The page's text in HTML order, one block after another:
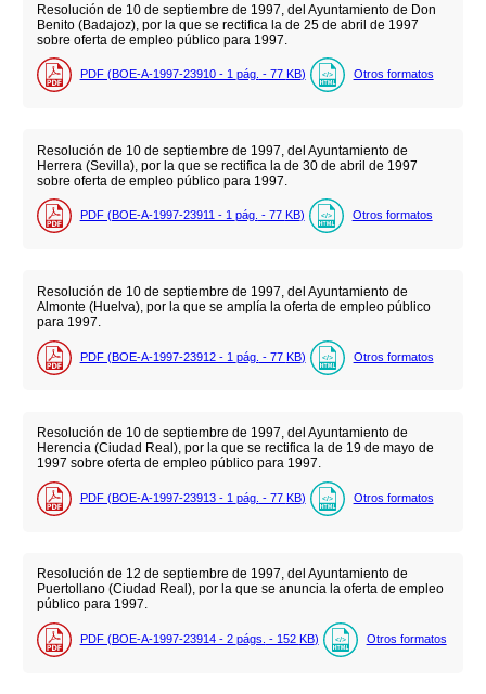
Resolución de 10 de septiembre de 1997, del Ayuntamiento de Don
Benito (Badajoz), por la que se rectifica la de 25 de abril de 1997
sobre oferta de empleo público para 1997.
PDF (BOE-A-1997-23910 - 1 pág. - 77 KB) Otros formatos
Resolución de 10 de septiembre de 1997, del Ayuntamiento de
Herrera (Sevilla), por la que se rectifica la de 30 de abril de 1997
sobre oferta de empleo público para 1997.
PDF (BOE-A-1997-23911 - 1 pág. - 77 KB) Otros formatos
Resolución de 10 de septiembre de 1997, del Ayuntamiento de
Almonte (Huelva), por la que se amplía la oferta de empleo público
para 1997.
PDF (BOE-A-1997-23912 - 1 pág. - 77 KB) Otros formatos
Resolución de 10 de septiembre de 1997, del Ayuntamiento de
Herencia (Ciudad Real), por la que se rectifica la de 19 de mayo de
1997 sobre oferta de empleo público para 1997.
PDF (BOE-A-1997-23913 - 1 pág. - 77 KB) Otros formatos
Resolución de 12 de septiembre de 1997, del Ayuntamiento de
Puertollano (Ciudad Real), por la que se anuncia la oferta de empleo
público para 1997.
PDF (BOE-A-1997-23914 - 2 págs. - 152 KB) Otros formatos